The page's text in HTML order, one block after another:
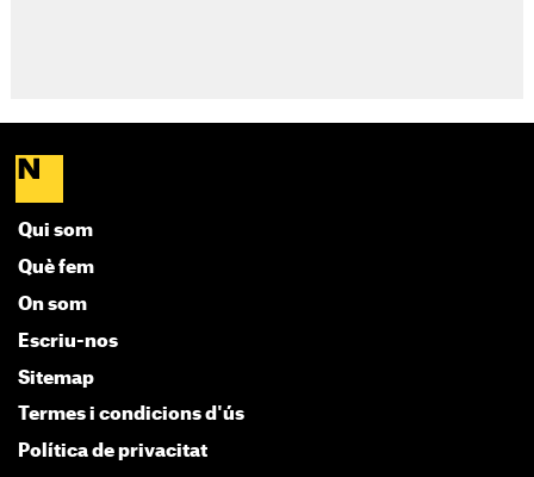
Qui som
Què fem
On som
Escriu-nos
Sitemap
Termes i condicions d'ús
Política de privacitat